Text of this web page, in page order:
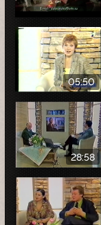
05:50
28:58